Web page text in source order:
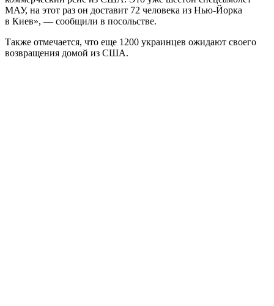
МАУ, на этот раз он доставит 72 человека из Нью-Йорка
в Киев», — сообщили в посольстве.
Также отмечается, что еще 1200 украинцев ожидают своего
возвращения домой из США.